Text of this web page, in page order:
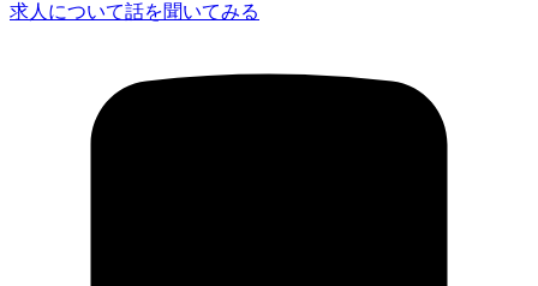
求人について話を聞いてみる